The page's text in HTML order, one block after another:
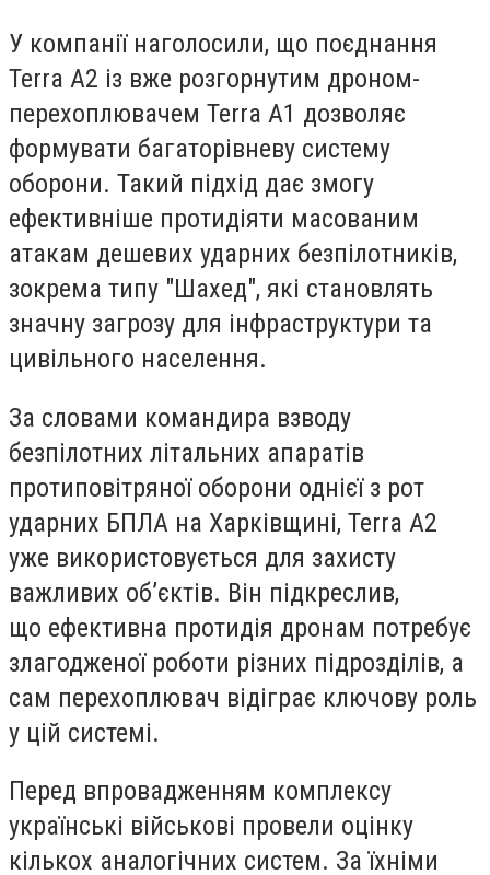
У компанії наголосили, що поєднання
Terra A2 із вже розгорнутим дроном-
перехоплювачем Terra A1 дозволяє
формувати багаторівневу систему
оборони. Такий підхід дає змогу
ефективніше протидіяти масованим
атакам дешевих ударних безпілотників,
зокрема типу "Шахед", які становлять
значну загрозу для інфраструктури та
цивільного населення.
За словами командира взводу
безпілотних літальних апаратів
протиповітряної оборони однієї з рот
ударних БПЛА на Харківщині, Terra A2
уже використовується для захисту
важливих об’єктів. Він підкреслив,
що ефективна протидія дронам потребує
злагодженої роботи різних підрозділів, а
сам перехоплювач відіграє ключову роль
у цій системі.
Перед впровадженням комплексу
українські військові провели оцінку
кількох аналогічних систем. За їхніми